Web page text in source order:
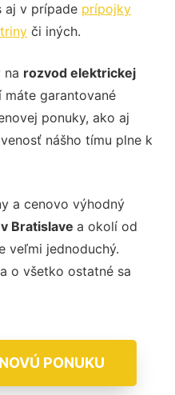
aj v prípade prípojky
či iných.
na rozvod elektrickej
máte garantované
ponuky, ako aj
nášho tímu plne k
a cenovo výhodný
Bratislave a okolí od
veľmi jednoduchý.
o všetko ostatné sa
PONUKU